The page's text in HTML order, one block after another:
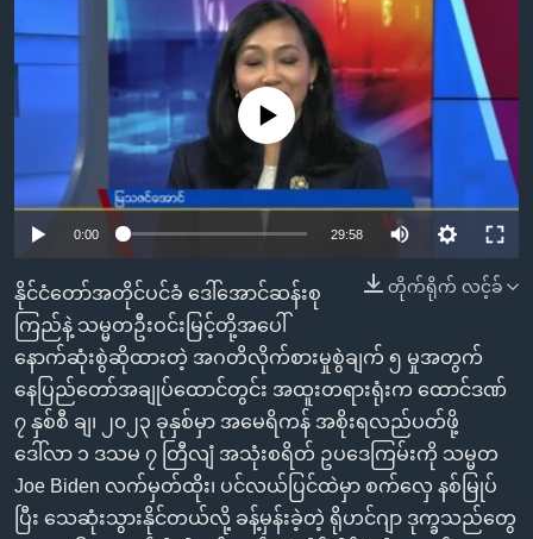
ကြည့်
ရန်
အ
စာမျက်နှာ
ကြည့်
ရန်
ရှာဖွေ
ရန်
နေရာ
သို့
ကျော်
ရန်
မကြေးမုံရဲ့ အင်္ဂလိပ်စာ
ရုပ်ရှင်ထဲက အင်္ဂလိပ်စာ
သုတပဒေသာ အင်္ဂလိပ်စာ
ရေဒီယိုနှင့်ရုပ်သံ အချက်အလက်များ
ရေဒီယို/တီဗွီအစီအစဉ်
Learning English
ဗွီအိုအေ လူမှုကွန်ယက်များ
ဘာသာစကားများ
No media source currently available
0:00 29:58
တိုက်ရိုက် လင့်ခ်
နိုင်ငံတော်အတိုင်ပင်ခံ ဒေါ်အောင်ဆန်းစု
ကြည်နဲ့ သမ္မတဦးဝင်းမြင့်တို့အပေါ်
နောက်ဆုံးစွဲဆိုထားတဲ့ အဂတိလိုက်စားမှုစွဲချက် ၅ မှုအတွက်
နေပြည်တော်အချုပ်ထောင်တွင်း အထူးတရားရုံးက ထောင်ဒဏ်
၇ နှစ်စီ ချ၊ ၂၀၂၃ ခုနှစ်မှာ အမေရိကန် အစိုးရလည်ပတ်ဖို့
ဒေါ်လာ ၁ ဒသမ ၇ တြီလျံ အသုံးစရိတ် ဥပဒေကြမ်းကို သမ္မတ
Joe Biden လက်မှတ်ထိုး၊ ပင်လယ်ပြင်ထဲမှာ စက်လှေ နစ်မြုပ်
ပြီး သေဆုံးသွားနိုင်တယ်လို့ ခန့်မှန်းခဲ့တဲ့ ရိုဟင်ဂျာ ဒုက္ခသည်တွေ